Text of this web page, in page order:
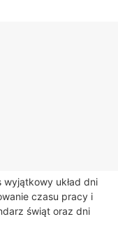
układ dni
czasu pracy i
świąt oraz dni